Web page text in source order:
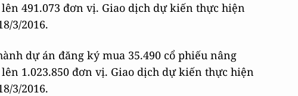
491.073 đơn vị. Giao dịch dự kiến thực hiện
3/2016.
dự án đăng ký mua 35.490 cổ phiếu nâng
1.023.850 đơn vị. Giao dịch dự kiến thực hiện
3/2016.